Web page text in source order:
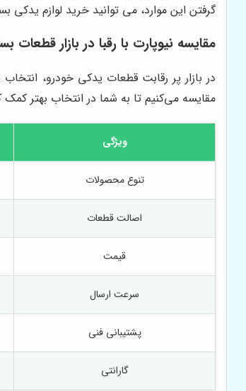
گرفتن این موارد، می توانید خرید لوازم
مقایسه نیوپارت با رقبا در بازار قطعات
در بازار پر رقابت قطعات یدکی خودرو،
مقایسه می‌کنیم تا به شما در انتخاب بهتر کمک
ویژگی
تنوع محصولات
اصالت قطعات
قیمت
سرعت ارسال
پشتیبانی فنی
گارانتی